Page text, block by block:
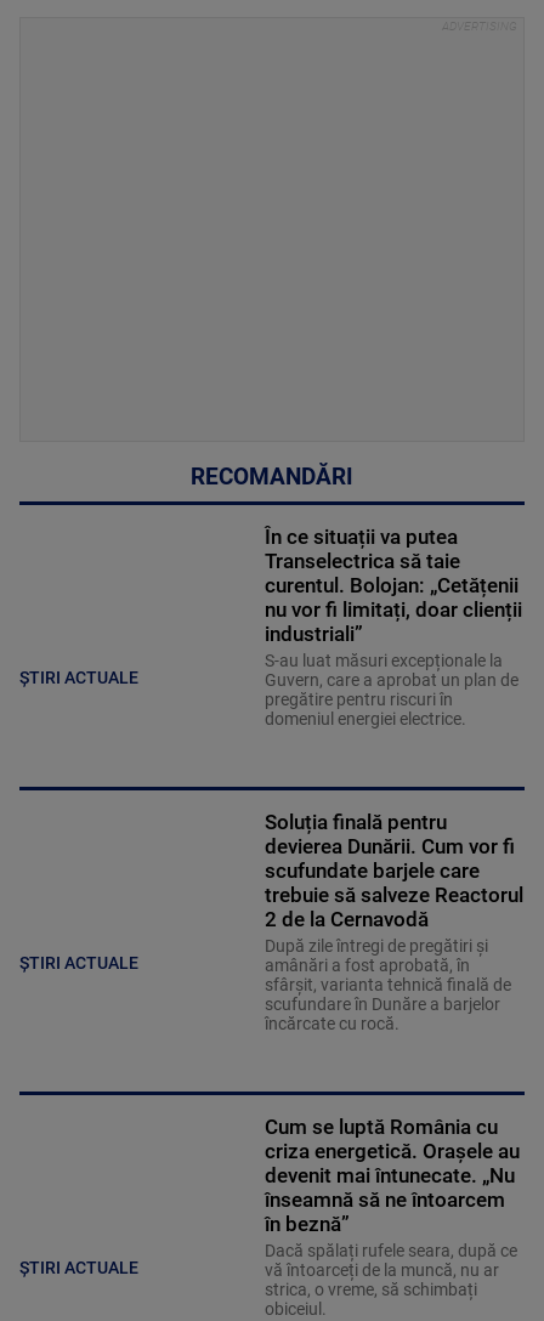
RECOMANDĂRI
ȘTIRI ACTUALE
În ce situații va putea
Transelectrica să taie
curentul. Bolojan: „Cetățenii
nu vor fi limitați, doar clienții
industriali”
S-au luat măsuri excepționale la
Guvern, care a aprobat un plan de
pregătire pentru riscuri în
domeniul energiei electrice.
ȘTIRI ACTUALE
Soluția finală pentru
devierea Dunării. Cum vor fi
scufundate barjele care
trebuie să salveze Reactorul
2 de la Cernavodă
După zile întregi de pregătiri și
amânări a fost aprobată, în
sfârșit, varianta tehnică finală de
scufundare în Dunăre a barjelor
încărcate cu rocă.
ȘTIRI ACTUALE
Cum se luptă România cu
criza energetică. Orașele au
devenit mai întunecate. „Nu
înseamnă să ne întoarcem
în beznă”
Dacă spălați rufele seara, după ce
vă întoarceți de la muncă, nu ar
strica, o vreme, să schimbați
obiceiul.